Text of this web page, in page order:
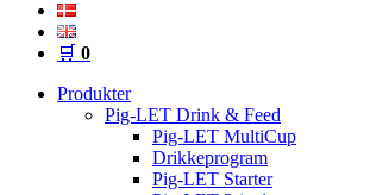
🛒 0
Produkter
Pig-LET Drink & Feed
Pig-LET MultiCup
Drikkeprogram
Pig-LET Starter